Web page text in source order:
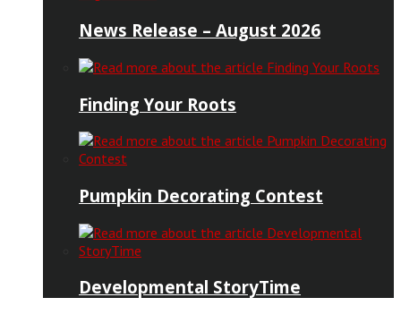
News Release – August 2026
Finding Your Roots
Pumpkin Decorating Contest
Developmental StoryTime